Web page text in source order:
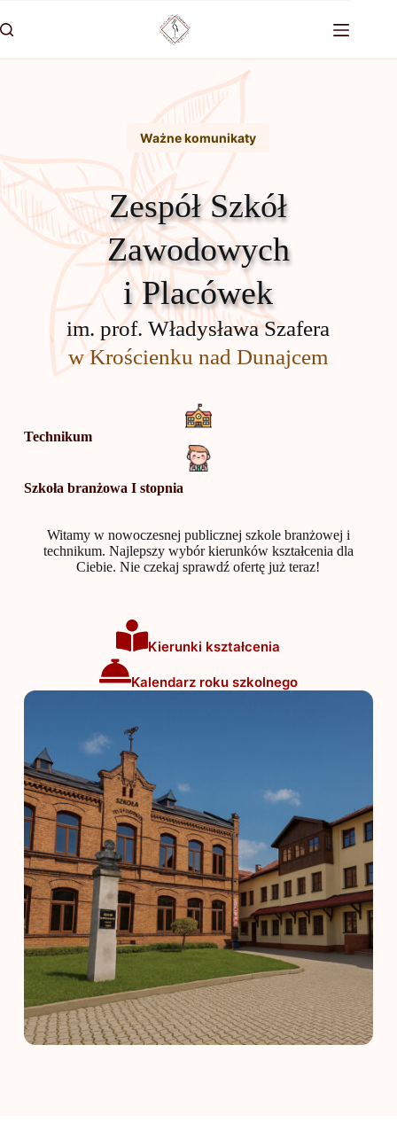
do
treści
Ważne komunikaty
Zespół Szkół
Zawodowych
i Placówek
im. prof. Władysława Szafera
w Krościenku nad Dunajcem
Technikum
Szkoła branżowa I stopnia
Witamy w nowoczesnej publicznej szkole branżowej i
technikum. Najlepszy wybór kierunków kształcenia dla
Ciebie. Nie czekaj sprawdź ofertę już teraz!
Kierunki kształcenia
Kalendarz roku szkolnego